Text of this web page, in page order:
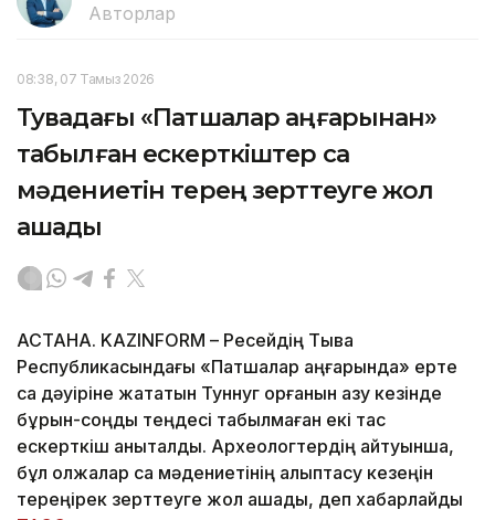
Авторлар
08:38, 07 Тамыз 2026
Тувадағы «Патшалар аңғарынан»
табылған ескерткіштер сақ
мәдениетін терең зерттеуге жол
ашады
АСТАНА. KAZINFORM – Ресейдің Тыва
Республикасындағы «Патшалар аңғарында» ерте
сақ дәуіріне жататын Туннуг қорғанын қазу кезінде
бұрын-соңды теңдесі табылмаған екі тас
ескерткіш анықталды. Археологтердің айтуынша,
бұл олжалар сақ мәдениетінің қалыптасу кезеңін
тереңірек зерттеуге жол ашады, деп хабарлайды